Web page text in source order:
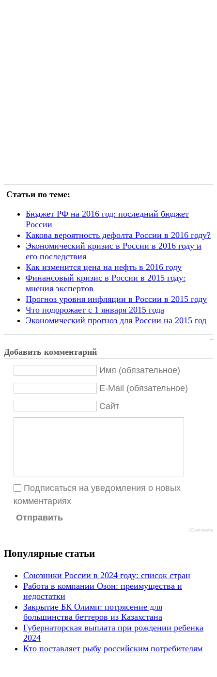
Статьи по теме:
Бюджет РФ на 2016 год: последний бюджет
России
Какова вероятность дефолта России в 2016 году?
Экономический кризис в России в 2016 году и
его последствия
Как изменится цена на нефть в 2016 году
Финансовый кризис в России в 2015 году:
мнения экспертов
Прогноз уровня инфляции в России в 2015 году
Что подорожает с 1 января 2015 года
Экономический прогноз для России на 2015 год
Добавить комментарий
Имя (обязательное)
E-Mail (обязательное)
Сайт
Подписаться на уведомления о новых
комментариях
Отправить
JComments
Популярные статьи
Союзники России в 2024 году: список стран
Работа в компании Озон: преимущества и
недостатки
Закрытие БК Олимп: потрясение для
большинства беттеров из Казахстана
Губернаторская выплата при рождении ребенка
2024
Кто поставляет рыбу российским потребителям